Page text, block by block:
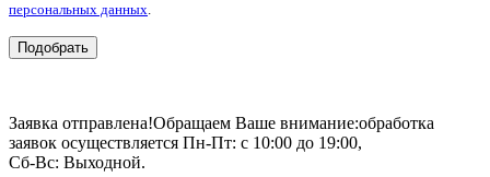
персональных данных.
Подобрать
Заявка отправлена!Обращаем Ваше внимание:обработка
заявок осуществляется Пн-Пт: с 10:00 до 19:00,
Сб-Вс: Выходной.